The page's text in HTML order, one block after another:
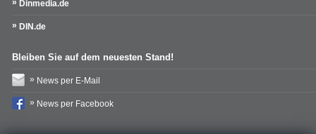
Dinmedia.de
DIN.de
Bleiben Sie auf dem neuesten Stand!
News per E-Mail
News per Facebook